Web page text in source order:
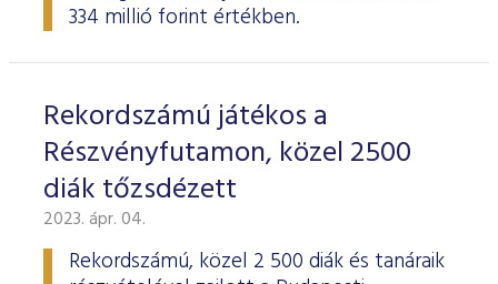
334 millió forint értékben.
Rekordszámú játékos a
Részvényfutamon, közel 2500
diák tőzsdézett
2023. ápr. 04.
Rekordszámú, közel 2 500 diák és tanáraik